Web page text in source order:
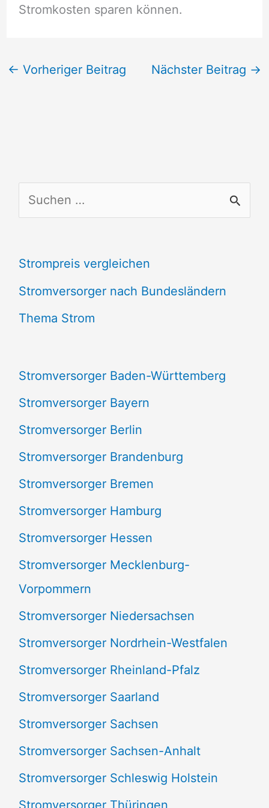
Stromkosten sparen können.
← Vorheriger Beitrag Nächster Beitrag →
u
h
e
n
h
:
Strompreis vergleichen
Stromversorger nach Bundesländern
Thema Strom
Stromversorger Baden-Württemberg
Stromversorger Bayern
Stromversorger Berlin
Stromversorger Brandenburg
Stromversorger Bremen
Stromversorger Hamburg
Stromversorger Hessen
Stromversorger Mecklenburg-
Vorpommern
Stromversorger Niedersachsen
Stromversorger Nordrhein-Westfalen
Stromversorger Rheinland-Pfalz
Stromversorger Saarland
Stromversorger Sachsen
Stromversorger Sachsen-Anhalt
Stromversorger Schleswig Holstein
Stromversorger Thüringen